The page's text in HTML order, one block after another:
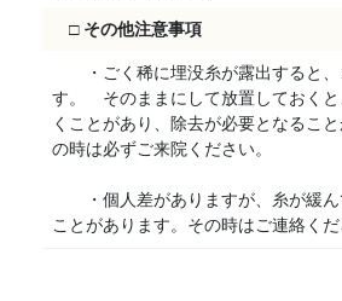
□ その他注意事項
・ごく稀に埋没糸が露出すると、
す。 そのままにして放置しておくと
くことがあり、除去が必要となるこ
の時は必ずご来院ください。
・個人差がありますが、糸が緩ん
ことがあります。その時はご連絡くだ